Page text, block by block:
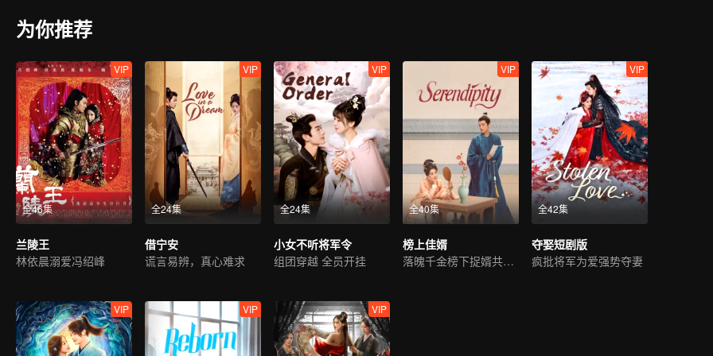
为你推荐
全46集
VIP
兰陵王
林依晨溺爱冯绍峰
全24集
VIP
借宁安
谎言易辨，真心难求
全24集
VIP
小女不听将军令
组团穿越 全员开挂
全40集
VIP
榜上佳婿
落魄千金榜下捉婿共翻案
全42集
VIP
夺娶短剧版
疯批将军为爱强势夺妻
VIP VIP VIP